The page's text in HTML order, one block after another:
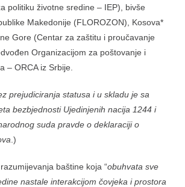
politiku životne sredine – IEP), bivše
Makedonije (FLOROZON), Kosova*
Gore (Centar za zaštitu i proučavanje
Organizacijom za poštovanje i
– ORCA iz Srbije.
prejudiciranja statusa i u skladu je sa
bezbjednosti Ujedinjenih nacija 1244 i
suda pravde o deklaraciji o
.)
baštine koja “obuhvata sve
nastale interakcijom čovjeka i prostora